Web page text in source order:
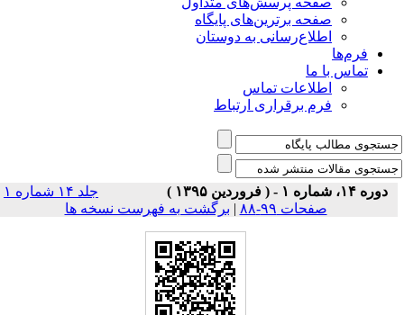
صفحه برترین‌های پایگاه
اطلاع‌رسانی به دوستان
فرم‌ها
تماس با ما
اطلاعات تماس
فرم برقراری ارتباط
دوره ۱۴، شماره ۱ - ( فروردین ۱۳۹۵ )
جلد ۱۴ شماره ۱
صفحات ۹۹-۸۸
| برگشت به فهرست نسخه ها